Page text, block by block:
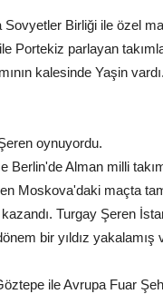
Sovyetler Birliği ile özel
Portekiz parlayan
kalesinde Yaşin
oynuyordu.
Berlin'de Alman milli
Moskova'daki maçta
Turgay Şeren
bir yıldız yakalamış
ile Avrupa Fuar